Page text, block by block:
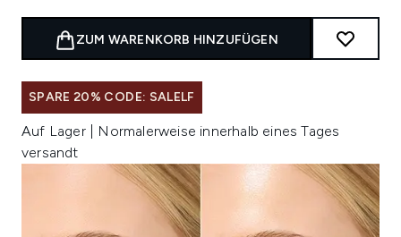
ZUM WARENKORB HINZUFÜGEN
SPARE 20% CODE: SALELF
Auf Lager | Normalerweise innerhalb eines Tages
versandt